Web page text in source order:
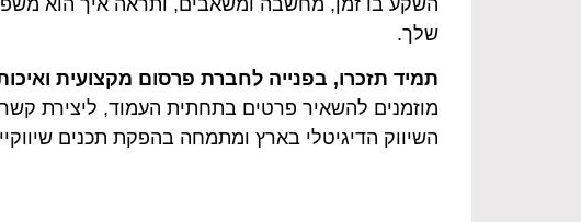
שלך.
תמיד תזכרו, בפנייה לחברת פרסום מקצועית
מוזמנים להשאיר פרטים בתחתית העמוד, ליצירת
השיווק הדיגיטלי בארץ ומתמחה בהפקת תכנים